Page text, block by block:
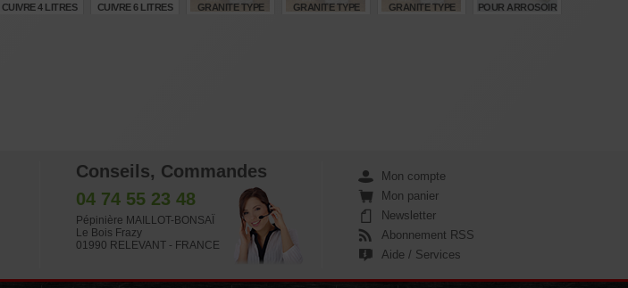
CUIVRE 4 LITRES
CUIVRE 6 LITRES
GRANITE TYPE
GRANITE TYPE
GRANITE TYPE
POUR ARROSOIR
Conseils, Commandes
04 74 55 23 48
Pépinière MAILLOT-BONSAÏ
Le Bois Frazy
01990 RELEVANT - FRANCE
Mon compte
Mon panier
Newsletter
Abonnement RSS
Aide / Services